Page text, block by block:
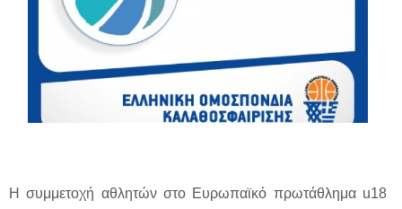
Η συμμετοχή αθλητών στο Ευρωπαϊκό πρωτάθλημα u18